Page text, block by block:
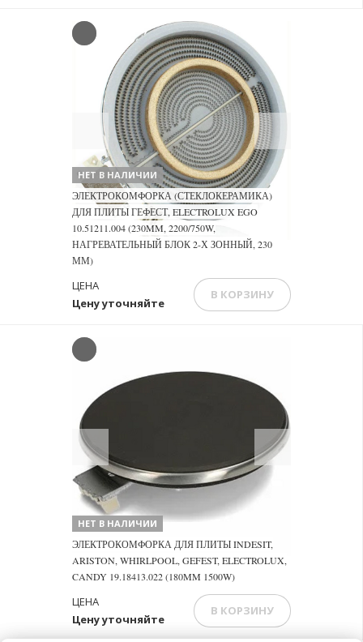
Previous
НЕТ В НАЛИЧИИ
ЭЛЕКТРОКОМФОРКА (СТЕКЛОКЕРАМИКА)
ДЛЯ ПЛИТЫ ГЕФЕСТ, ELECTROLUX EGO
10.51211.004 (230MM, 2200/750W,
НАГРЕВАТЕЛЬНЫЙ БЛОК 2-Х ЗОННЫЙ, 230
ММ)
Цену уточняйте
ЦЕНА
В КОРЗИНУ
Next
НЕТ В НАЛИЧИИ
ЭЛЕКТРОКОМФОРКА ДЛЯ ПЛИТЫ INDESIT,
ARISTON, WHIRLPOOL, GEFEST, ELECTROLUX,
CANDY 19.18413.022 (180MM 1500W)
Цену уточняйте
ЦЕНА
В КОРЗИНУ